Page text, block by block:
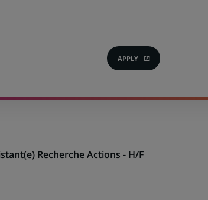
APPLY(OPENS
IN
Recherche Actions - H/F